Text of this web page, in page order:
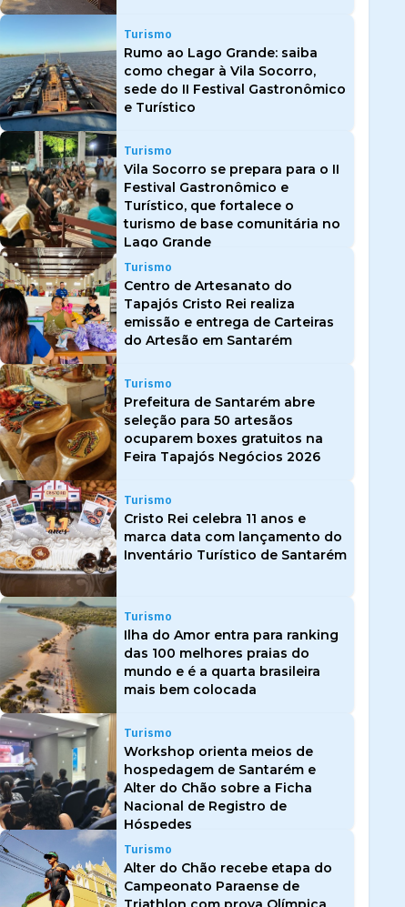
Turismo
Rumo ao Lago Grande: saiba
como chegar à Vila Socorro,
sede do II Festival Gastronômico
e Turístico
Turismo
Vila Socorro se prepara para o II
Festival Gastronômico e
Turístico, que fortalece o
turismo de base comunitária no
Lago Grande
Turismo
Centro de Artesanato do
Tapajós Cristo Rei realiza
emissão e entrega de Carteiras
do Artesão em Santarém
Turismo
Prefeitura de Santarém abre
seleção para 50 artesãos
ocuparem boxes gratuitos na
Feira Tapajós Negócios 2026
Turismo
Cristo Rei celebra 11 anos e
marca data com lançamento do
Inventário Turístico de Santarém
Turismo
Ilha do Amor entra para ranking
das 100 melhores praias do
mundo e é a quarta brasileira
mais bem colocada
Turismo
Workshop orienta meios de
hospedagem de Santarém e
Alter do Chão sobre a Ficha
Nacional de Registro de
Hóspedes
Turismo
Alter do Chão recebe etapa do
Campeonato Paraense de